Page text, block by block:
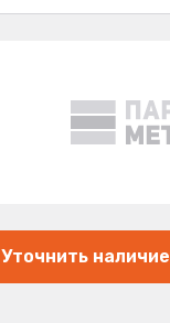
Уточнить наличие